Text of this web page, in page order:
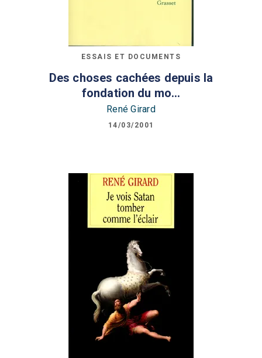
ESSAIS ET DOCUMENTS
Des choses cachées depuis la
fondation du mo…
René Girard
14/03/2001